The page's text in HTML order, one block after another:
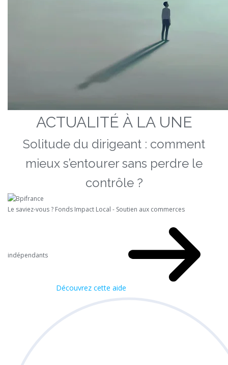
ACTUALITÉ À LA UNE
Solitude du dirigeant : comment
mieux s’entourer sans perdre le
contrôle ?
Le saviez-vous ? Fonds Impact Local - Soutien aux commerces
indépendants
Découvrez cette aide